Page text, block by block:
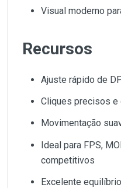
Visual moderno
Recursos
Ajuste rápido de
Cliques precisos e
Movimentação
Ideal para FPS,
competitivos
Excelente